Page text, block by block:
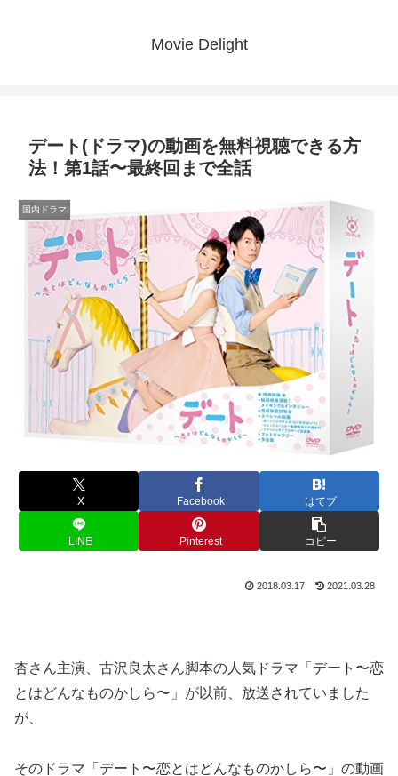
Movie Delight
デート(ドラマ)の動画を無料視聴できる方
法！第1話〜最終回まで全話
国内ドラマ
X Facebook はてブ
LINE Pinterest コピー
2018.03.17 2021.03.28
杏さん主演、古沢良太さん脚本の人気ドラマ「デート〜恋
とはどんなものかしら〜」が以前、放送されていました
が、
そのドラマ「デート〜恋とはどんなものかしら〜」の動画